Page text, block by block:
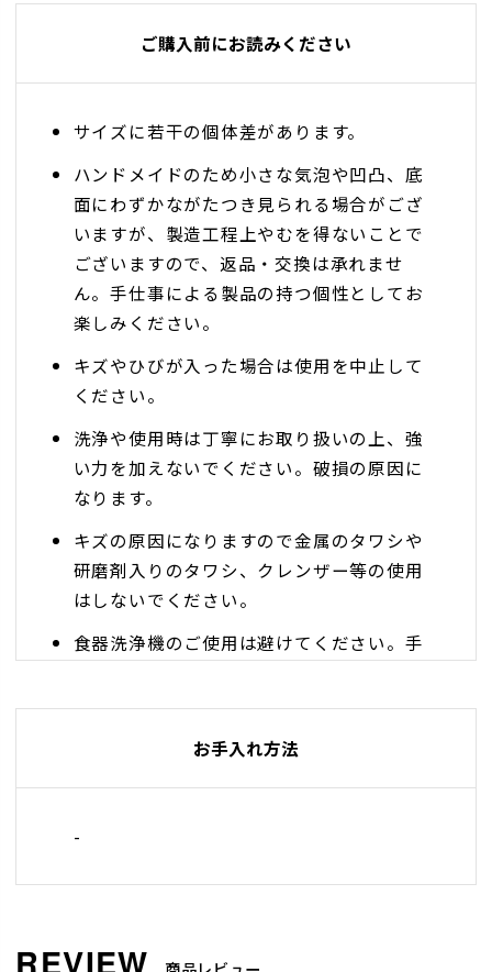
ご購入前にお読みください
サイズに若干の個体差があります。
ハンドメイドのため小さな気泡や凹凸、底
面にわずかながたつき見られる場合がござ
いますが、製造工程上やむを得ないことで
ございますので、返品・交換は承れませ
ん。手仕事による製品の持つ個性としてお
楽しみください。
キズやひびが入った場合は使用を中止して
ください。
洗浄や使用時は丁寧にお取り扱いの上、強
い力を加えないでください。破損の原因に
なります。
キズの原因になりますので金属のタワシや
研磨剤入りのタワシ、クレンザー等の使用
はしないでください。
食器洗浄機のご使用は避けてください。手
お手入れ方法
-